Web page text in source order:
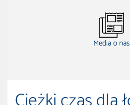
Media o nas
Ciężki czas dla